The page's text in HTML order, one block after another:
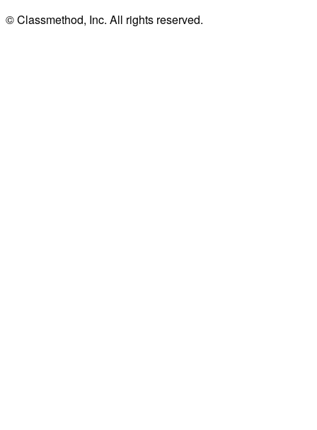
© Classmethod, Inc. All rights reserved.